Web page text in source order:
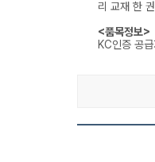
리 교재 한
<품목정보>
KC인증 공